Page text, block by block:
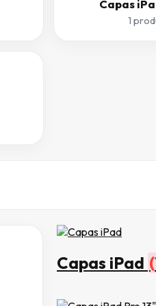
Capas
1
Capas iPad